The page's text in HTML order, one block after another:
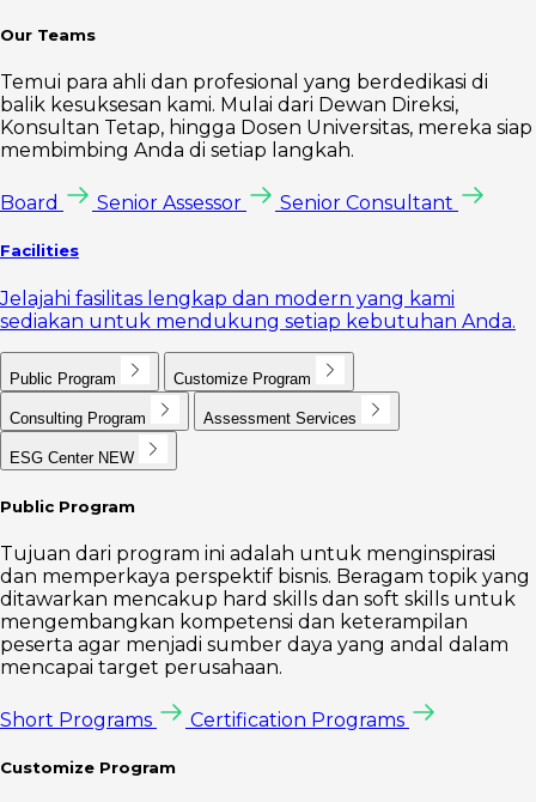
Our Teams
Temui para ahli dan profesional yang berdedikasi di
balik kesuksesan kami. Mulai dari Dewan Direksi,
Konsultan Tetap, hingga Dosen Universitas, mereka siap
membimbing Anda di setiap langkah.
Board Senior Assessor Senior Consultant
Facilities
Jelajahi fasilitas lengkap dan modern yang kami
sediakan untuk mendukung setiap kebutuhan Anda.
Public Program Customize Program
Consulting Program Assessment Services
ESG Center NEW
Public Program
Tujuan dari program ini adalah untuk menginspirasi
dan memperkaya perspektif bisnis. Beragam topik yang
ditawarkan mencakup hard skills dan soft skills untuk
mengembangkan kompetensi dan keterampilan
peserta agar menjadi sumber daya yang andal dalam
mencapai target perusahaan.
Short Programs Certification Programs
Customize Program